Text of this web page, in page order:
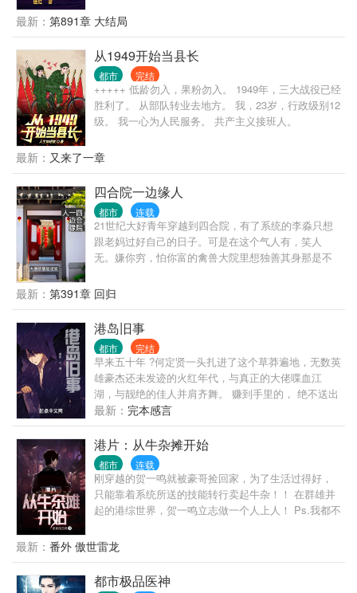
最新： 第891章 大结局
从1949开始当县长
都市 完结
+++++ 低龄勿入，果粉勿入。 1949年，三大战役已经
胜利了。 从部队转业去地方。 我，23岁，行政级别12
级。 我一心为人民服务。 共产主义接班人。
最新： 又来了一章
四合院一边缘人
都市 连载
21世纪大好青年穿越到四合院，有了系统的李淼只想
跟老妈过好自己的日子。可是在这个气人有，笑人
无。嫌你穷，怕你富的禽兽大院里想独善其身那是不
们鸡飞狗跳的故事！
最新： 第391章 回归
港岛旧事
都市 完结
早来五十年 ?何定贤一头扎进了这个草莽遍地，无数英
雄豪杰还未发迹的火红年代，与真正的大佬喋血江
湖，与靓绝的佳人并肩齐舞。 赚到手里的， 绝不送出
去！
最新： 完本感言
港片：从牛杂摊开始
都市 连载
刚穿越的贺一鸣就被豪哥捡回家，为了生活过得好，
只能靠着系统所送的技能转行卖起牛杂！！ 在群雄并
起的港综世界，贺一鸣立志做一个人上人！ Ps.我都不
最新： 番外 傲世雷龙
都市极品医神